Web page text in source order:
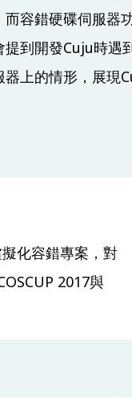
容錯硬碟伺服器
到開發Cuju時遇
上的情形，展現
化容錯專案，對
2017與